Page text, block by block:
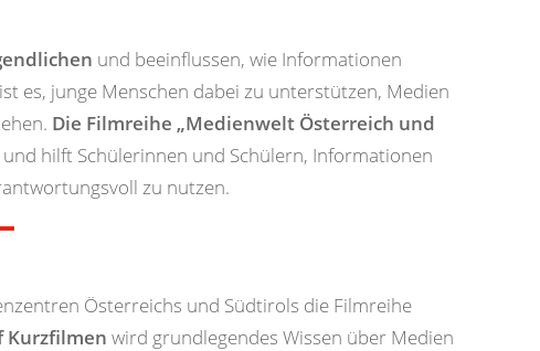
und beeinflussen, wie Informationen
es, junge Menschen dabei zu unterstützen, Medien
Die Filmreihe „Medienwelt Österreich und
hilft Schülerinnen und Schülern, Informationen
zu nutzen.
Österreichs und Südtirols die Filmreihe
Kurzfilmen wird grundlegendes Wissen über Medien